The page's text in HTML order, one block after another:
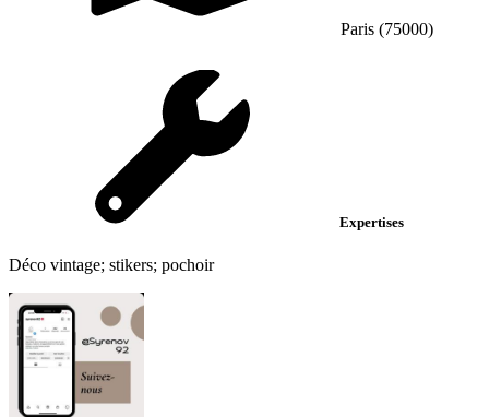
Paris (75000)
Expertises
Déco vintage; stikers; pochoir